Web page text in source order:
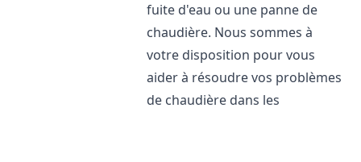
fuite d'eau ou une panne de
chaudière. Nous sommes à
votre disposition pour vous
aider à résoudre vos problèmes
de chaudière dans les